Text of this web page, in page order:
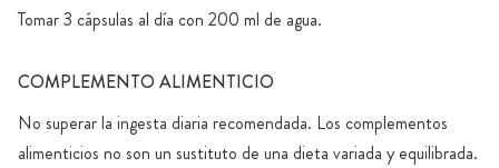
Tomar 3 cápsulas al día con 200 ml de agua.
COMPLEMENTO ALIMENTICIO
No superar la ingesta diaria recomendada. Los complementos
alimenticios no son un sustituto de una dieta variada y equilibrada.